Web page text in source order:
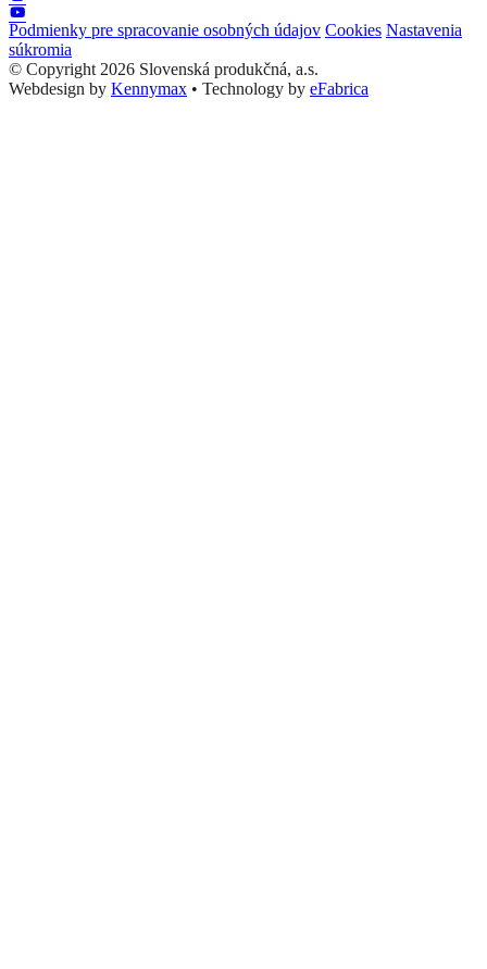
Podmienky pre spracovanie osobných údajov Cookies Nastavenia
súkromia
© Copyright 2026 Slovenská produkčná, a.s.
Webdesign by Kennymax • Technology by eFabrica